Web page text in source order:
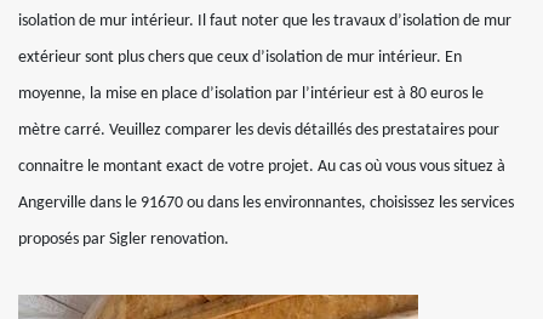
isolation de mur intérieur. Il faut noter que les travaux d’isolation de mur
extérieur sont plus chers que ceux d’isolation de mur intérieur. En
moyenne, la mise en place d’isolation par l’intérieur est à 80 euros le
mètre carré. Veuillez comparer les devis détaillés des prestataires pour
connaitre le montant exact de votre projet. Au cas où vous vous situez à
Angerville dans le 91670 ou dans les environnantes, choisissez les services
proposés par Sigler renovation.